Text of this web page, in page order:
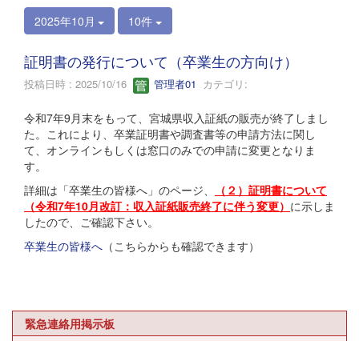
2025年10月 10件
証明書の発行について（卒業生の方向け）
投稿日時 : 2025/10/16 管理者01 カテゴリ:
令和7年9月末をもって、宮城県収入証紙の販売が終了しまし
た。これにより、卒業証明書や調査書等の申請方法に関し
て、オンラインもしくは窓口のみでの申請に変更となりま
す。
詳細は「卒業生の皆様へ」のページ、
（２）証明書について
（令和7年10月改訂：収入証紙販売終了に伴う変更） に示しま
したので、ご確認下さい。
卒業生の皆様へ （こちらからも確認できます）
緊急連絡用掲示板